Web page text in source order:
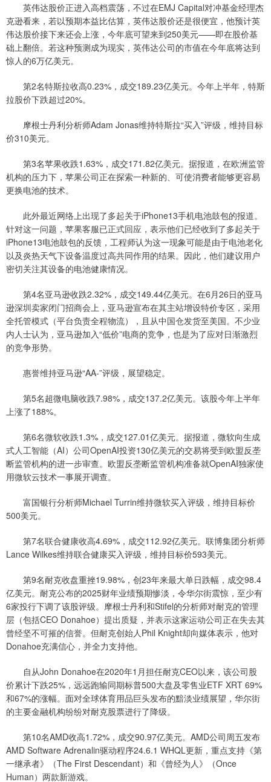
英伟达股价正进入高档震荡，不过在EMJ Capital对冲基金经理杰
克逊看来，若以预期本益比估算，英伟达股价还是很便宜，他预计英
伟达股价接下来还会上涨，今年底可望来到250美元——即在股价基
础上翻倍。若这种预测成为现实，英伟达公司的市值在今年底将达到
惊人的6万亿美元。
第2名特斯拉收高0.23%，成交189.23亿美元。今年上半年，特斯
拉股价下跌超过20%。
摩根士丹利分析师Adam Jonas维持特斯拉“买入”评级，维持目标
价310美元。
第3名苹果收跌1.63%，成交171.82亿美元。据报道，在欧洲监管
机构的压力下，苹果公司正在探索一种新的、可使消费者能够更容易
更换电池的技术。
此外最近网络上出现了多起关于iPhone13手机电池鼓包的报道。
针对这一问题，苹果客服已正式回应，表示他们已经收到了多起关于
iPhone13电池鼓包的反馈，工程师认为这一现象可能是由于电池老化
以及炎热天气下设备温度过高共同作用的结果。因此，他们建议用户
密切关注其设备的电池健康情况。
第4名亚马逊收跌2.32%，成交149.44亿美元。在6月26日的亚马
逊深圳卖家闭门招商会上，亚马逊宣布在其主站增设特价专区，采用
全托管模式（平台负责全程物流），且从中国仓发货至美国。不少业
内人士认为，亚马逊加入“低价”电商的竞争，也是为了应对日渐激烈
的竞争形势。
惠誉维持亚马逊“AA-”评级，展望稳定。
第5名超微电脑收跌7.98%，成交137.2亿美元。该股今年上半年
上涨了188%。
第6名微软收跌1.3%，成交127.01亿美元。据报道，微软向生成
式人工智能（AI）公司OpenAI投资130亿美元的交易将受到欧盟反垄
断监管机构的进一步审查。欧盟反垄断监管机构准备就OpenAI独家使
用微软云技术一事展开调查。
富国银行分析师Michael Turrin维持微软买入评级，维持目标价
500美元。
第7名联合健康收高4.69%，成交112.92亿美元。联博集团分析师
Lance Wilkes维持联合健康买入评级，维持目标价593美元。
第9名耐克收盘重挫19.98%，创23年来最大单日跌幅，成交98.4
亿美元。耐克公布的2025财年业绩预期惨淡，令华尔街震惊，至少有
6家投行下调了该股评级。摩根士丹利和Stifel的分析师对耐克的管理
层（包括CEO Donahoe）提出质疑，并表示这家运动公司正在失去其
曾经坚不可摧的信誉。但耐克创始人Phil Knight却向媒体表示，他对
Donahoe充满信心，并全力支持他。
自从John Donahoe在2020年1月担任耐克CEO以来，该公司股
价累计下跌25%，远远跑输同期标普500大盘及零售业ETF XRT 69%
和67%的涨幅。面对全球体育用品巨头发布的黯淡业绩展望，华尔街
的主要金融机构纷纷对耐克股票进行了降级。
第10名AMD收高1.72%，成交90.97亿美元。AMD公司周五发布
AMD Software Adrenalin驱动程序24.6.1 WHQL更新，重点支持《第
一继承者》（The First Descendant）和《曾经为人》（Once
Human）两款新游戏。